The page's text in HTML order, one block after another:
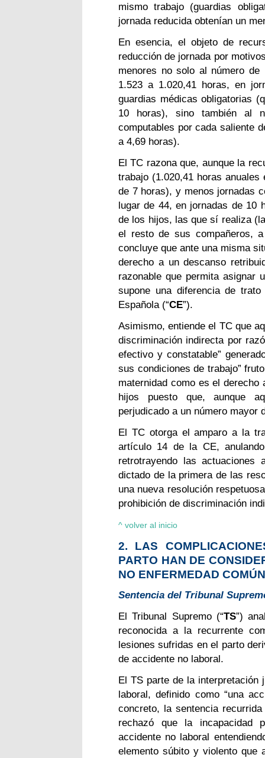
mismo trabajo (guardias
jornada reducida obtenían un
En esencia, el objeto de
reducción de jornada por
menores no solo al número
1.523 a 1.020,41 horas, en
guardias médicas obligatorias
10 horas), sino también al
computables por cada saliente
a 4,69 horas).
El TC razona que, aunque la
trabajo (1.020,41 horas
de 7 horas), y menos jornadas
lugar de 44, en jornadas de 10
de los hijos, las que sí realiza
el resto de sus compañeros,
concluye que ante una misma
derecho a un descanso
razonable que permita asignar
supone una diferencia de
Española (“CE”).
Asimismo, entiende el TC que
discriminación indirecta por
efectivo y constatable”
sus condiciones de trabajo”
maternidad como es el
hijos puesto que, aunque
perjudicado a un número mayor
El TC otorga el amparo a la
artículo 14 de la CE,
retrotrayendo las actuaciones
dictado de la primera de las
una nueva resolución
prohibición de discriminación
^ volver al inicio
2. LAS
PARTO HAN DE
NO ENFERMEDAD COMÚN
Sentencia del Tribunal
El Tribunal Supremo (“TS”)
reconocida a la recurrente
lesiones sufridas en el parto
de accidente no laboral.
El TS parte de la interpretación
laboral, definido como “una
concreto, la sentencia
rechazó que la incapacidad
accidente no laboral
elemento súbito y violento que